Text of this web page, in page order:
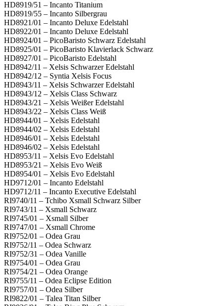
HD8919/51 – Incanto Titanium
HD8919/55 – Incanto Silbergrau
HD8921/01 – Incanto Deluxe Edelstahl
HD8922/01 – Incanto Deluxe Edelstahl
HD8924/01 – PicoBaristo Schwarz Edelstahl
HD8925/01 – PicoBaristo Klavierlack Schwarz
HD8927/01 – PicoBaristo Edelstahl
HD8942/11 – Xelsis Schwarzer Edelstahl
HD8942/12 – Syntia Xelsis Focus
HD8943/11 – Xelsis Schwarzer Edelstahl
HD8943/12 – Xelsis Class Schwarz
HD8943/21 – Xelsis Weißer Edelstahl
HD8943/22 – Xelsis Class Weiß
HD8944/01 – Xelsis Edelstahl
HD8944/02 – Xelsis Edelstahl
HD8946/01 – Xelsis Edelstahl
HD8946/02 – Xelsis Edelstahl
HD8953/11 – Xelsis Evo Edelstahl
HD8953/21 – Xelsis Evo Weiß
HD8954/01 – Xelsis Evo Edelstahl
HD9712/01 – Incanto Edelstahl
HD9712/11 – Incanto Executive Edelstahl
RI9740/11 – Tchibo Xsmall Schwarz Silber
RI9743/11 – Xsmall Schwarz
RI9745/01 – Xsmall Silber
RI9747/01 – Xsmall Chrome
RI9752/01 – Odea Grau
RI9752/11 – Odea Schwarz
RI9752/31 – Odea Vanille
RI9754/01 – Odea Grau
RI9754/21 – Odea Orange
RI9755/11 – Odea Eclipse Edition
RI9757/01 – Odea Silber
RI9822/01 – Talea Titan Silber